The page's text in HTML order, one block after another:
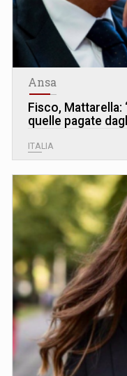
Ansa
Fisco, Mattarella:
quelle pagate
ITALIA